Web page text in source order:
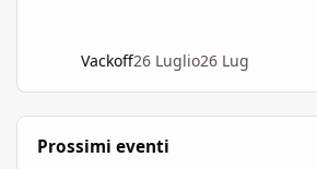
Vackoff26 Luglio26 Lug
Prossimi eventi